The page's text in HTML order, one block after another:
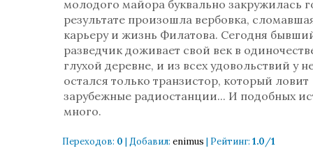
молодого майора буквально закружилась
результате произошла вербовка,
карьеру и жизнь Филатова. Сегодня
разведчик доживает свой век в
глухой деревне, и из всех удовольствий у
остался только транзистор, который ловит
зарубежные радиостанции... И подобных
много.
Переходов: 0 | Добавил: enimus | Рейтинг: 1.0/1